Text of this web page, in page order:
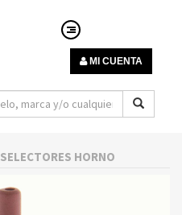
MI CUENTA
SELECTORES HORNO